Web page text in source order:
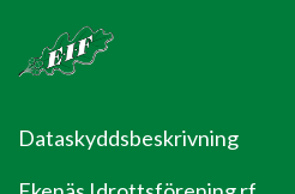
Dataskyddsbeskrivning